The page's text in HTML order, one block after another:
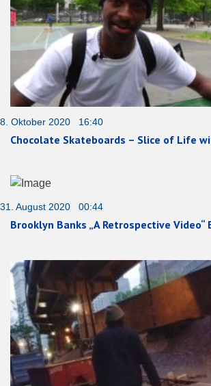
8. Oktober 2020 16:40
Chocolate Skateboards – Slice of Life
31. August 2020 00:44
Brooklyn Banks „A Retrospective Video“